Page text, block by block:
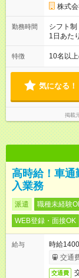
間の長さ
株式
勤務時間
シフト制
1日あた
により
で、1ヶ
特徴 10名以
気になる！
掲載
高時給！車通
入業務
派遣 職種未経験
WEB登録・面接OK
給与
時給
交通
交通費